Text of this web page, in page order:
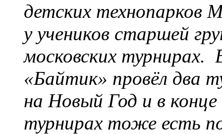
детских технопарков
у учеников старшей
московских турнирах.
«Байтик» провёл два
на Новый Год и в
турнирах тоже есть